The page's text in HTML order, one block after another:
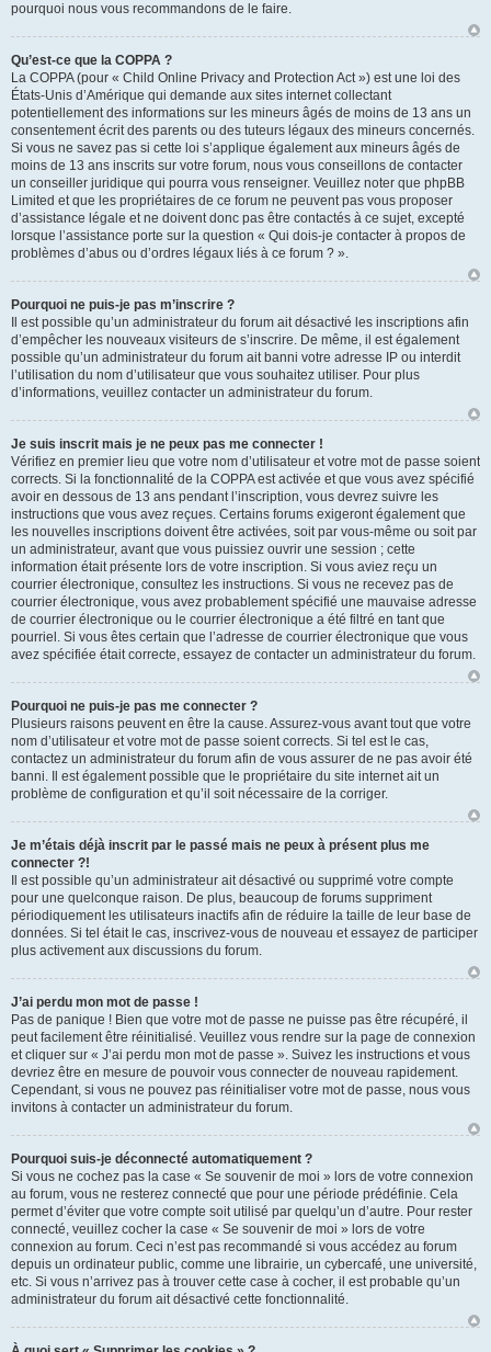
pourquoi nous vous recommandons de le faire.
Qu’est-ce que la COPPA ?
La COPPA (pour « Child Online Privacy and Protection Act ») est une loi des
États-Unis d’Amérique qui demande aux sites internet collectant
potentiellement des informations sur les mineurs âgés de moins de 13 ans un
consentement écrit des parents ou des tuteurs légaux des mineurs concernés.
Si vous ne savez pas si cette loi s’applique également aux mineurs âgés de
moins de 13 ans inscrits sur votre forum, nous vous conseillons de contacter
un conseiller juridique qui pourra vous renseigner. Veuillez noter que phpBB
Limited et que les propriétaires de ce forum ne peuvent pas vous proposer
d’assistance légale et ne doivent donc pas être contactés à ce sujet, excepté
lorsque l’assistance porte sur la question « Qui dois-je contacter à propos de
problèmes d’abus ou d’ordres légaux liés à ce forum ? ».
Pourquoi ne puis-je pas m’inscrire ?
Il est possible qu’un administrateur du forum ait désactivé les inscriptions afin
d’empêcher les nouveaux visiteurs de s’inscrire. De même, il est également
possible qu’un administrateur du forum ait banni votre adresse IP ou interdit
l’utilisation du nom d’utilisateur que vous souhaitez utiliser. Pour plus
d’informations, veuillez contacter un administrateur du forum.
Je suis inscrit mais je ne peux pas me connecter !
Vérifiez en premier lieu que votre nom d’utilisateur et votre mot de passe soient
corrects. Si la fonctionnalité de la COPPA est activée et que vous avez spécifié
avoir en dessous de 13 ans pendant l’inscription, vous devrez suivre les
instructions que vous avez reçues. Certains forums exigeront également que
les nouvelles inscriptions doivent être activées, soit par vous-même ou soit par
un administrateur, avant que vous puissiez ouvrir une session ; cette
information était présente lors de votre inscription. Si vous aviez reçu un
courrier électronique, consultez les instructions. Si vous ne recevez pas de
courrier électronique, vous avez probablement spécifié une mauvaise adresse
de courrier électronique ou le courrier électronique a été filtré en tant que
pourriel. Si vous êtes certain que l’adresse de courrier électronique que vous
avez spécifiée était correcte, essayez de contacter un administrateur du forum.
Pourquoi ne puis-je pas me connecter ?
Plusieurs raisons peuvent en être la cause. Assurez-vous avant tout que votre
nom d’utilisateur et votre mot de passe soient corrects. Si tel est le cas,
contactez un administrateur du forum afin de vous assurer de ne pas avoir été
banni. Il est également possible que le propriétaire du site internet ait un
problème de configuration et qu’il soit nécessaire de la corriger.
Je m’étais déjà inscrit par le passé mais ne peux à présent plus me
connecter ?!
Il est possible qu’un administrateur ait désactivé ou supprimé votre compte
pour une quelconque raison. De plus, beaucoup de forums suppriment
périodiquement les utilisateurs inactifs afin de réduire la taille de leur base de
données. Si tel était le cas, inscrivez-vous de nouveau et essayez de participer
plus activement aux discussions du forum.
J’ai perdu mon mot de passe !
Pas de panique ! Bien que votre mot de passe ne puisse pas être récupéré, il
peut facilement être réinitialisé. Veuillez vous rendre sur la page de connexion
et cliquer sur « J’ai perdu mon mot de passe ». Suivez les instructions et vous
devriez être en mesure de pouvoir vous connecter de nouveau rapidement.
Cependant, si vous ne pouvez pas réinitialiser votre mot de passe, nous vous
invitons à contacter un administrateur du forum.
Pourquoi suis-je déconnecté automatiquement ?
Si vous ne cochez pas la case « Se souvenir de moi » lors de votre connexion
au forum, vous ne resterez connecté que pour une période prédéfinie. Cela
permet d’éviter que votre compte soit utilisé par quelqu’un d’autre. Pour rester
connecté, veuillez cocher la case « Se souvenir de moi » lors de votre
connexion au forum. Ceci n’est pas recommandé si vous accédez au forum
depuis un ordinateur public, comme une librairie, un cybercafé, une université,
etc. Si vous n’arrivez pas à trouver cette case à cocher, il est probable qu’un
administrateur du forum ait désactivé cette fonctionnalité.